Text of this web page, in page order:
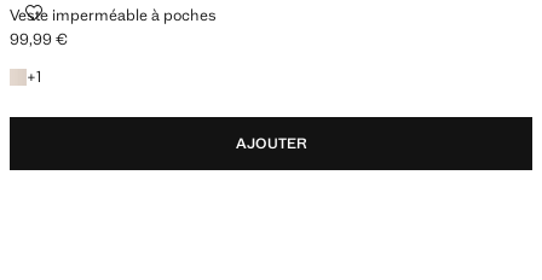
Veste imperméable à poches
VESTE IMPERMÉABLE À POCHES
Prix actuel [99,99 € ]
99,99 €
+1
+1 couleur
AJOUTER